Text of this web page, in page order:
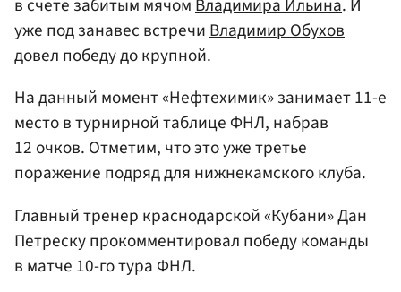
в счете забитым мячомВладимира Ильина. И
уже под занавес встречиВладимир Обухов
довел победу до крупной.
На данный момент «Нефтехимик» занимает 11-е
место в турнирной таблице ФНЛ, набрав
12 очков. Отметим, что это уже третье
поражение подряд для нижнекамского клуба.
Главный тренер краснодарской «Кубани» Дан
Петреску прокомментировал победу команды
в матче 10-го тура ФНЛ.